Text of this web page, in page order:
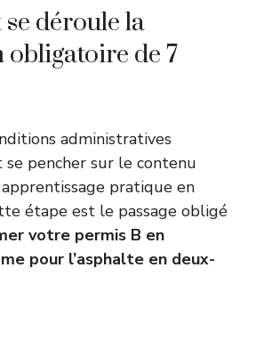
déroule la
de 7
administratives
pencher sur le contenu
pratique en
étape est le passage obligé
votre permis B en
pour l’asphalte en deux-